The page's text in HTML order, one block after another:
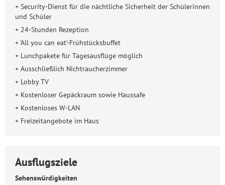
+ Security-Dienst für die nächtliche Sicherheit der Schülerinnen
und Schüler
+ 24-Stunden Rezeption
+ 'All you can eat'-Frühstücksbuffet
+ Lunchpakete für Tagesausflüge möglich
+ Ausschließlich Nichtraucherzimmer
+ Lobby TV
+ Kostenloser Gepäckraum sowie Haussafe
+ Kostenloses W-LAN
+ Freizeitangebote im Haus
Ausflugsziele
Sehenswürdigkeiten